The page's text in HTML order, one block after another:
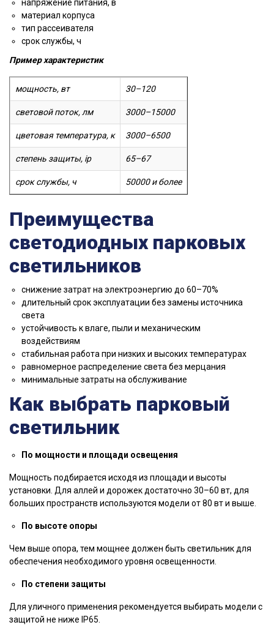
напряжение питания, в
материал корпуса
тип рассеивателя
срок службы, ч
Пример характеристик
мощность, вт 30–120
световой поток, лм 3000–15000
цветовая температура, к 3000–6500
степень защиты, ip 65–67
срок службы, ч 50000 и более
Преимущества
светодиодных парковых
светильников
снижение затрат на электроэнергию до 60–70%
длительный срок эксплуатации без замены источника
света
устойчивость к влаге, пыли и механическим
воздействиям
стабильная работа при низких и высоких температурах
равномерное распределение света без мерцания
минимальные затраты на обслуживание
Как выбрать парковый
светильник
По мощности и площади освещения
Мощность подбирается исходя из площади и высоты
установки. Для аллей и дорожек достаточно 30–60 вт, для
больших пространств используются модели от 80 вт и выше.
По высоте опоры
Чем выше опора, тем мощнее должен быть светильник для
обеспечения необходимого уровня освещенности.
По степени защиты
Для уличного применения рекомендуется выбирать модели с
защитой не ниже IP65.